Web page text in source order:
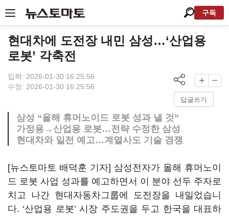
구독
현대차에 도전장 내민 삼성…‘산업용
로봇’ 각축전
입력: 2026-01-30 16:25:56
수정: 2026-01-30 16:25:56
답글쓰기
삼성 “올해 휴머노이드 로봇 성과 낼 것”
가정용→산업용 로봇…전략 수정한 삼성
현대차와 일전 예고…계열사도 기술 경쟁
[뉴스토마토 배덕훈 기자] 삼성전자가 올해 휴머노이
드 로봇 사업 성과를 예고하면서 이 분야 선두 주자로
치고 나간 현대자동차그룹에 도전장을 내밀었습니
다. ‘산업용 로봇’시장 주도권을 두고 한국을 대표하